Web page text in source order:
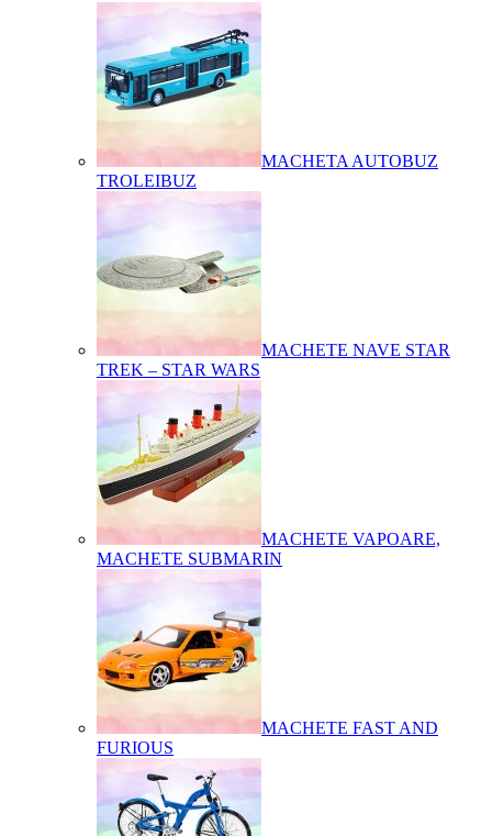
MACHETA AUTOBUZ
TROLEIBUZ
MACHETE NAVE STAR
TREK – STAR WARS
MACHETE VAPOARE,
MACHETE SUBMARIN
MACHETE FAST AND
FURIOUS